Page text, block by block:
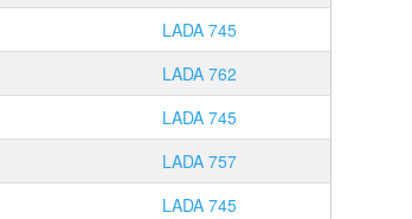
LADA 745
LADA 762
LADA 745
LADA 757
LADA 745